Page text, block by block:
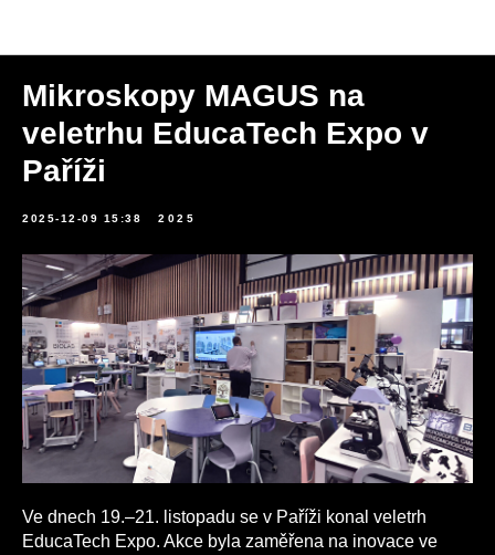
Mikroskopy MAGUS na
veletrhu EducaTech Expo v
Paříži
2025-12-09 15:38 2025
Ve dnech 19.–21. listopadu se v Paříži konal veletrh
EducaTech Expo. Akce byla zaměřena na inovace ve